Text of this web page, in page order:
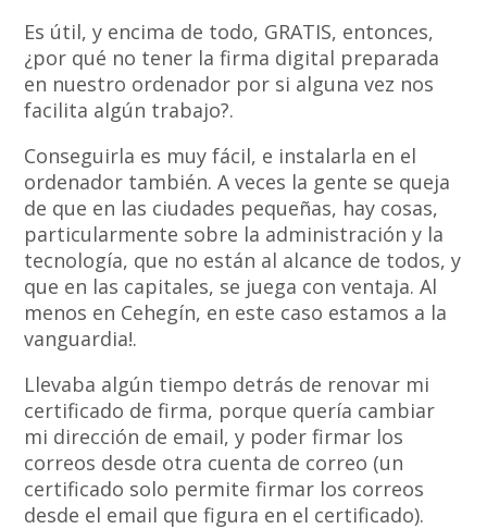
Es útil, y encima de todo, GRATIS, entonces,
¿por qué no tener la firma digital preparada
en nuestro ordenador por si alguna vez nos
facilita algún trabajo?.
Conseguirla es muy fácil, e instalarla en el
ordenador también. A veces la gente se queja
de que en las ciudades pequeñas, hay cosas,
particularmente sobre la administración y la
tecnología, que no están al alcance de todos, y
que en las capitales, se juega con ventaja. Al
menos en Cehegín, en este caso estamos a la
vanguardia!.
Llevaba algún tiempo detrás de renovar mi
certificado de firma, porque quería cambiar
mi dirección de email, y poder firmar los
correos desde otra cuenta de correo (un
certificado solo permite firmar los correos
desde el email que figura en el certificado).